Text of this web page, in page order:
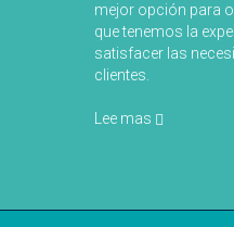
mejor opción para
que tenemos la
satisfacer las
clientes.
Lee mas